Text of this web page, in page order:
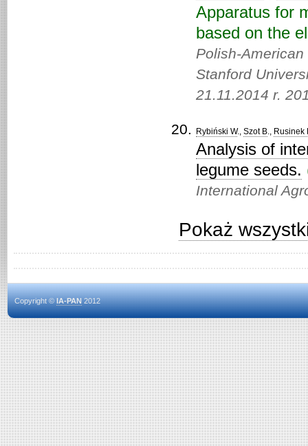
Apparatus for
based on the
Polish-
Stanford
21.11.2014 r.
Rybiński W., Szot B., Rusinek
Analysis of
legume seeds.
International
Pokaż
Copyright ©IA-PAN2012